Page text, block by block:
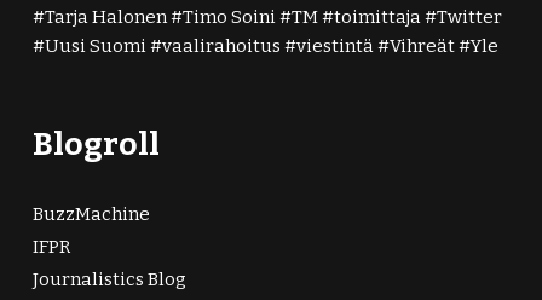
Tarja Halonen
Timo Soini TM toimittaja
Twitter
Uusi Suomi
vaalirahoitus viestintä Vihreät Yle
Blogroll
BuzzMachine
IFPR
Journalistics Blog